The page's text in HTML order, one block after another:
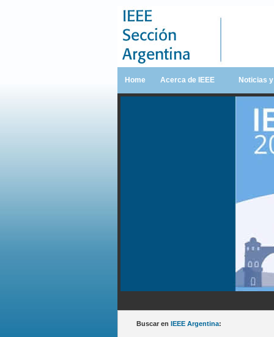
Home Acerca de IEEE Noticias
Buscar en IEEE Argentina: